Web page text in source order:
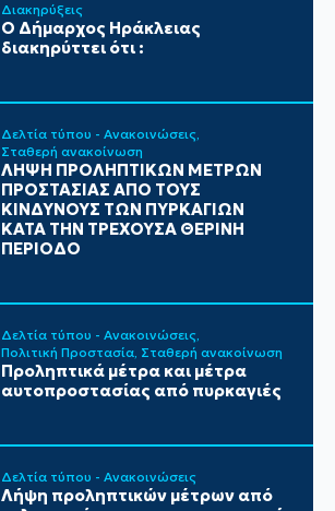
Διακηρύξεις
Ο Δήμαρχος Ηράκλειας
διακηρύττει ότι :
Δελτία τύπου - Ανακοινώσεις
Σταθερή ανακοίνωση
ΛΗΨΗ ΠΡΟΛΗΠΤΙΚΩΝ ΜΕΤΡΩΝ
ΠΡΟΣΤΑΣΙΑΣ ΑΠΟ ΤΟΥΣ
ΚΙΝΔΥΝΟΥΣ ΤΩΝ ΠΥΡΚΑΓΙΩΝ
ΚΑΤΑ ΤΗΝ ΤΡΕΧΟΥΣΑ ΘΕΡΙΝΗ
ΠΕΡΙΟΔΟ
Δελτία τύπου - Ανακοινώσεις
Πολιτική Προστασία Σταθερή ανακοίνωση
Προληπτικά μέτρα και μέτρα
αυτοπροστασίας από πυρκαγιές
Δελτία τύπου - Ανακοινώσεις
Λήψη προληπτικών μέτρων από